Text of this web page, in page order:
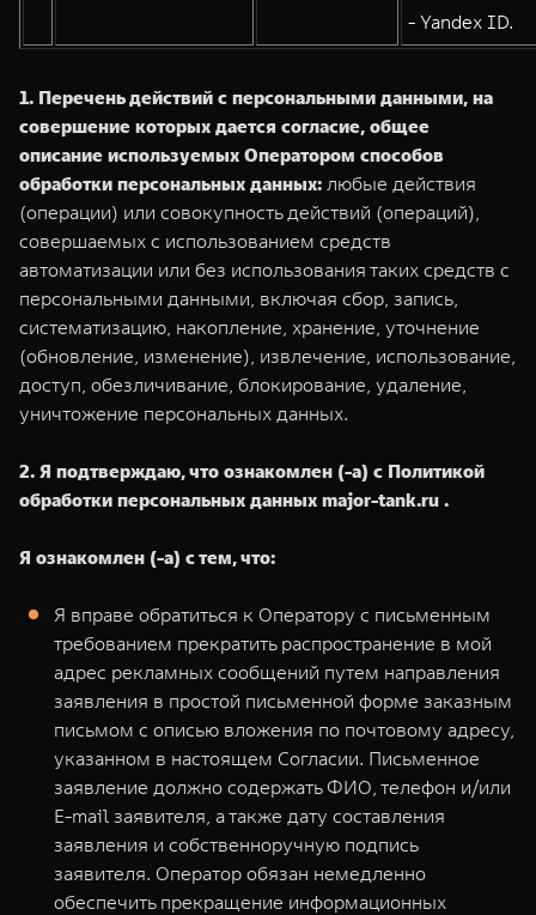
- Yandex ID.
1. Перечень действий с персональными данными, на
совершение которых дается согласие, общее
описание используемых Оператором способов
обработки персональных данных: любые действия
(операции) или совокупность действий (операций),
совершаемых с использованием средств
автоматизации или без использования таких средств с
персональными данными, включая сбор, запись,
систематизацию, накопление, хранение, уточнение
(обновление, изменение), извлечение, использование,
доступ, обезличивание, блокирование, удаление,
уничтожение персональных данных.
2. Я подтверждаю, что ознакомлен (-а) с Политикой
обработки персональных данных major-tank.ru .
Я ознакомлен (-а) с тем, что:
Я вправе обратиться к Оператору с письменным
требованием прекратить распространение в мой
адрес рекламных сообщений путем направления
заявления в простой письменной форме заказным
письмом с описью вложения по почтовому адресу,
указанном в настоящем Согласии. Письменное
заявление должно содержать ФИО, телефон и/или
E-mail заявителя, а также дату составления
заявления и собственноручную подпись
заявителя. Оператор обязан немедленно
обеспечить прекращение информационных